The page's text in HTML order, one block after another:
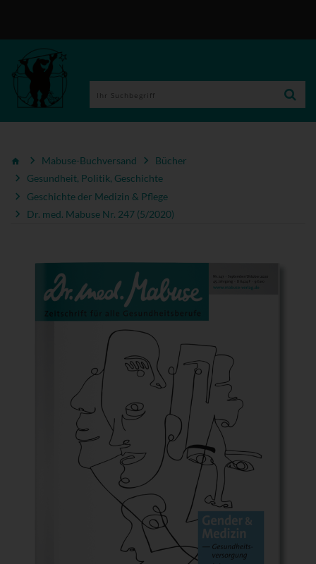
Mabuse-Buchversand
Bücher
Gesundheit, Politik, Geschichte
Geschichte der Medizin & Pflege
Dr. med. Mabuse Nr. 247 (5/2020)